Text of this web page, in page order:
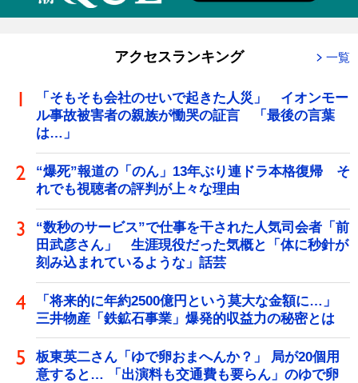
アクセスランキング 一覧
「そもそも会社のせいで起きた人災」 イオンモー
ル事故被害者の親族が慟哭の証言 「最後の言葉
は…」
“爆死”報道の「のん」13年ぶり連ドラ本格復帰 そ
れでも視聴者の評判が上々な理由
“数秒のサービス”で仕事を干された人気司会者「前
田武彦さん」 生涯現役だった気概と「体に秒針が
刻み込まれているような」話芸
「将来的に年約2500億円という莫大な金額に…」
三井物産「鉄鉱石事業」爆発的収益力の秘密とは
板東英二さん「ゆで卵おまへんか？」 局が20個用
意すると… 「出演料も交通費も要らん」のゆで卵